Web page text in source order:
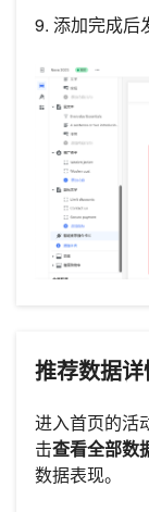
9. 添加完成后
推荐数据
进入首页的活
击查看全部数
数据表现。